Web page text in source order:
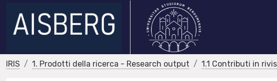
IRIS 1. Prodotti della ricerca - Research output 1.1 Contributi in